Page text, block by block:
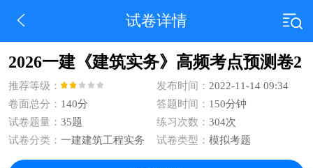
试卷详情
2026一建《建筑实务》高频考点预测卷2
推荐等级： 发布时间： 2022-11-14 09:34
卷面总分： 140分 答题时间： 150分钟
试卷题量： 35题 练习次数： 304次
试卷分类： 一建建筑工程实务 试卷类型： 模拟考题